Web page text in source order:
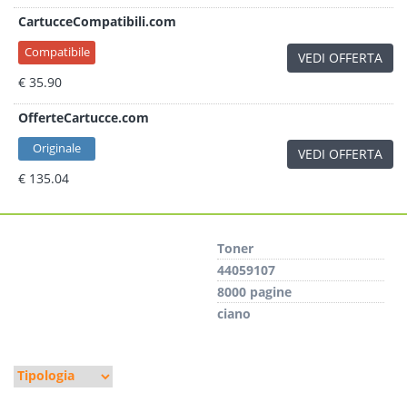
CartucceCompatibili.com
Compatibile
€ 35.90
VEDI OFFERTA
OfferteCartucce.com
Originale
€ 135.04
VEDI OFFERTA
Toner
44059107
8000 pagine
ciano